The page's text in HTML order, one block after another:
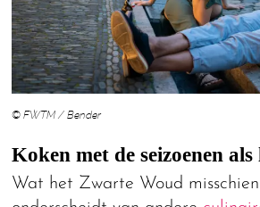
© FWTM / Bender
Koken met de seizoenen
Wat het Zwarte Woud